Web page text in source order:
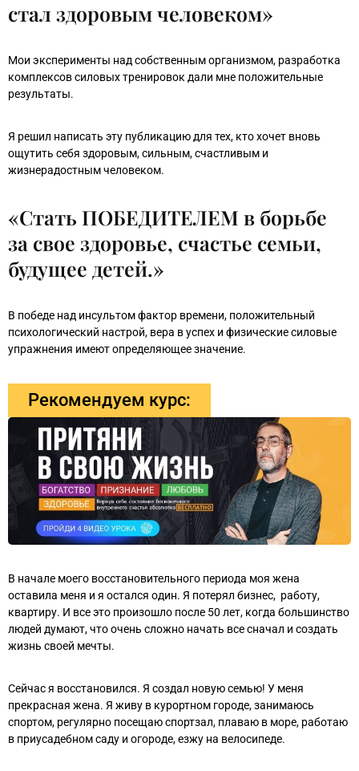
стал здоровым человеком»
Мои эксперименты над собственным организмом, разработка
комплексов силовых тренировок дали мне положительные
результаты.
Я решил написать эту публикацию для тех, кто хочет вновь
ощутить себя здоровым, сильным, счастливым и
жизнерадостным человеком.
«Стать ПОБЕДИТЕЛЕМ в борьбе
за свое здоровье, счастье семьи,
будущее детей.»
В победе над инсультом фактор времени, положительный
психологический настрой, вера в успех и физические силовые
упражнения имеют определяющее значение.
Рекомендуем курс:
В начале моего восстановительного периода моя жена
оставила меня и я остался один. Я потерял бизнес, работу,
квартиру. И все это произошло после 50 лет, когда большинство
людей думают, что очень сложно начать все сначал и создать
жизнь своей мечты.
Сейчас я восстановился. Я создал новую семью! У меня
прекрасная жена. Я живу в курортном городе, занимаюсь
спортом, регулярно посещаю спортзал, плаваю в море, работаю
в приусадебном саду и огороде, езжу на велосипеде.